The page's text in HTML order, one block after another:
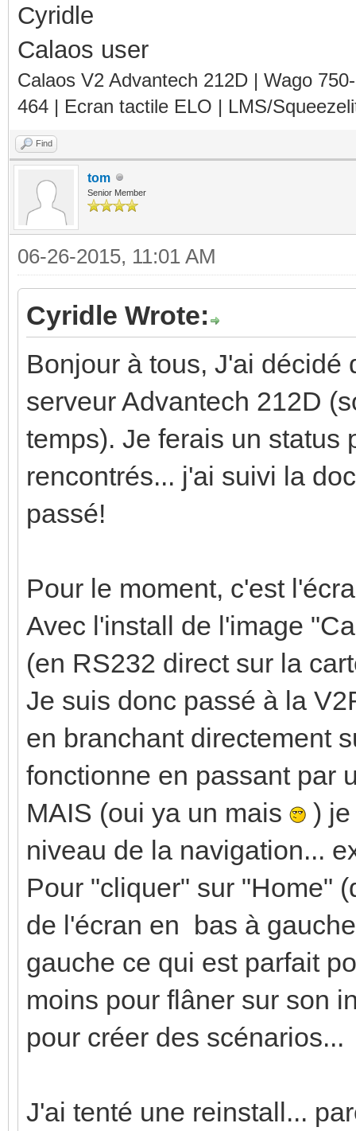
Cyridle
Calaos user
Calaos V2 Advantech 212D | Wago
464 | Ecran tactile ELO | LMS/
Find
tom
Senior Member
06-26-2015, 11:01 AM
Cyridle Wrote:
Bonjour à tous, J'ai décidé
serveur Advantech 212D
temps). Je ferais un status
rencontrés... j'ai suivi la
passé!
Pour le moment, c'est
Avec l'install de l'image
(en RS232 direct sur la
Je suis donc passé à la
en branchant directement
fonctionne en passant par
MAIS (oui ya un mais
)
niveau de la navigation...
Pour "cliquer" sur "Home"
de l'écran en bas à
gauche ce qui est parfait
moins pour flâner sur son
pour créer des scénarios...
J'ai tenté une reinstall...